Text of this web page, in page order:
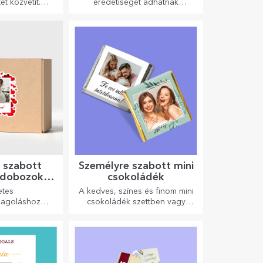
közvetít.
eredetiséget adhatnak
szabott
Személyre szabott mini
csokoládék
A kedves, színes és finom mini
csokoládék szettben vagy